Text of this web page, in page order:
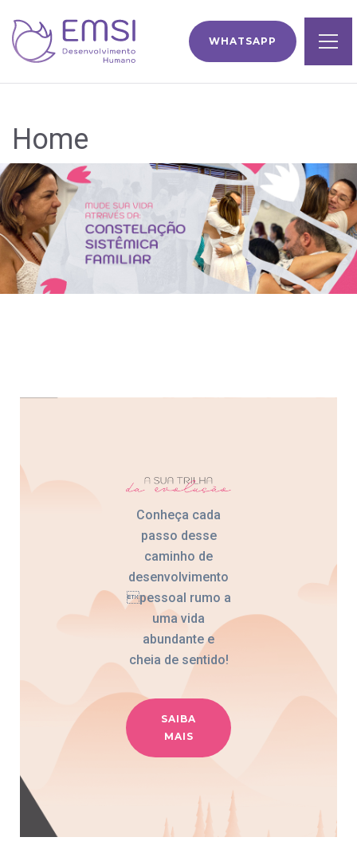
WHATSAPP
Home
Conheça cada
passo desse
caminho de
desenvolvimento
pessoal rumo a
uma vida
abundante e
cheia de sentido!
SAIBA
MAIS